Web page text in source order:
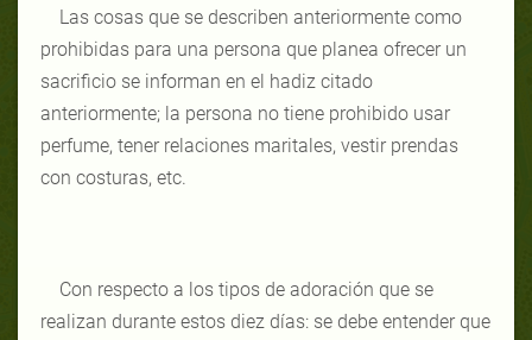
Las cosas que se describen anteriormente como
prohibidas para una persona que planea ofrecer un
sacrificio se informan en el hadiz citado
anteriormente; la persona no tiene prohibido usar
perfume, tener relaciones maritales, vestir prendas
con costuras, etc.
Con respecto a los tipos de adoración que se
realizan durante estos diez días: se debe entender que